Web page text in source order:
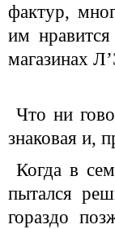
фактур,
им
магазинах
Что ни
знаковая и,
Когда в
пытался
гораздо